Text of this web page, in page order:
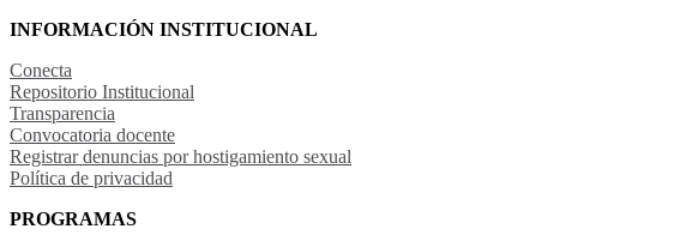
INFORMACIÓN INSTITUCIONAL
Conecta
Repositorio Institucional
Transparencia
Convocatoria docente
Registrar denuncias por hostigamiento sexual
Política de privacidad
PROGRAMAS